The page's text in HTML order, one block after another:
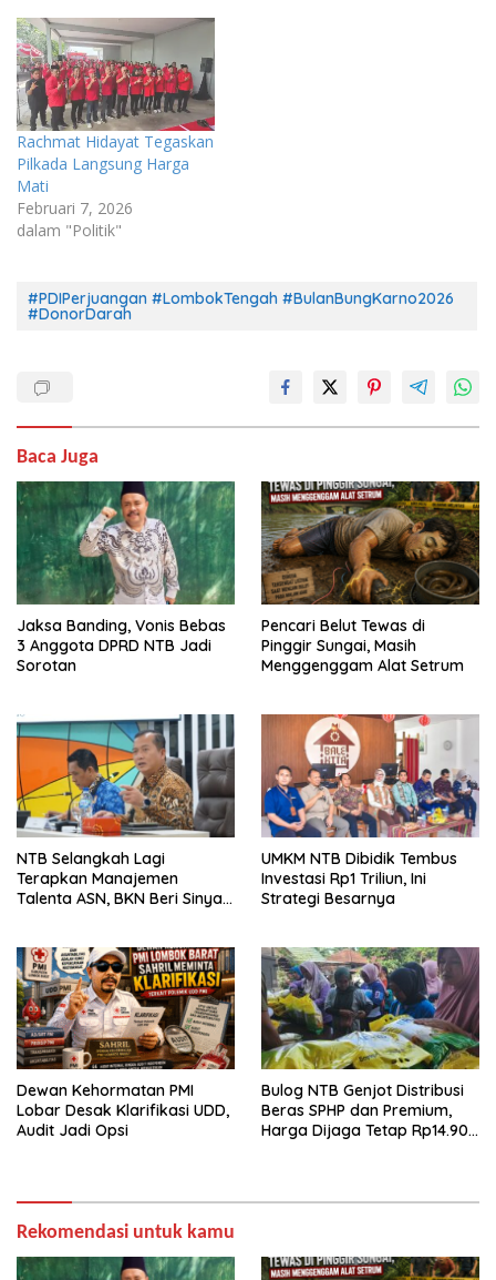
Rachmat Hidayat Tegaskan
Pilkada Langsung Harga
Mati
Februari 7, 2026
dalam "Politik"
#PDIPerjuangan #LombokTengah #BulanBungKarno2026
#DonorDarah
Baca Juga
Jaksa Banding, Vonis Bebas
3 Anggota DPRD NTB Jadi
Sorotan
Pencari Belut Tewas di
Pinggir Sungai, Masih
Menggenggam Alat Setrum
NTB Selangkah Lagi
Terapkan Manajemen
Talenta ASN, BKN Beri Sinyal
UMKM NTB Dibidik Tembus
Investasi Rp1 Triliun, Ini
Strategi Besarnya
Dewan Kehormatan PMI
Lobar Desak Klarifikasi UDD,
Audit Jadi Opsi
Bulog NTB Genjot Distribusi
Beras SPHP dan Premium,
Harga Dijaga Tetap Rp14.900
Rekomendasi untuk kamu